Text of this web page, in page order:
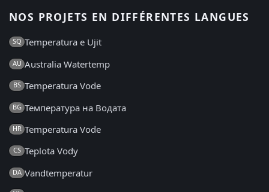
NOS PROJETS EN DIFFÉRENTES LANGUES
SQ Temperatura e Ujit
AU Australia Watertemp
BS Temperatura Vode
BG Температура на Водата
HR Temperatura Vode
CS Teplota Vody
DA Vandtemperatur